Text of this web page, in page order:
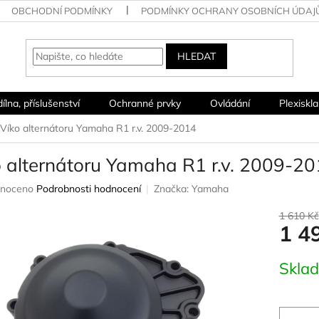
OBCHODNÍ PODMÍNKY PODMÍNKY OCHRANY OSOBNÍCH
HLEDAT
příslušenství Ochranné prvky Ovládání Plexiskla
Víko alternátoru Yamaha R1 r.v. 2009-2014
alternátoru Yamaha R1 r.v. 2009-
Podrobnosti hodnocení Značka: Yamaha
1 610 Kč
1
cena: